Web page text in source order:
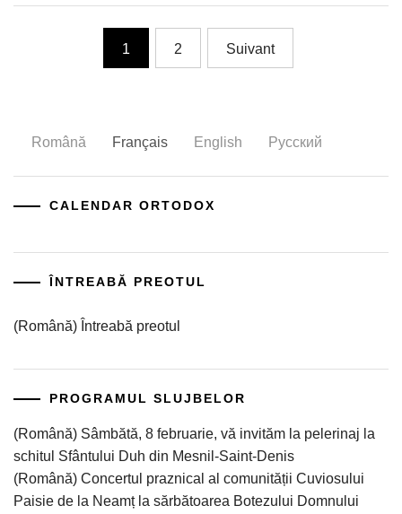
Pagination1 2 Suivant
Română Français English Русский
CALENDAR ORTODOX
ÎNTREABĂ PREOTUL
(Română) Întreabă preotul
PROGRAMUL SLUJBELOR
(Română) Sâmbătă, 8 februarie, vă invităm la pelerinaj la
schitul Sfântului Duh din Mesnil-Saint-Denis
(Română) Concertul praznical al comunității Cuviosului
Paisie de la Neamț la sărbătoarea Botezului Domnului